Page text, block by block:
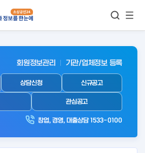
보기
회원정보관리 기관/업체정보 등록
상담신청 신규공고
관심공고
창업, 경영, 대출상담 1533-0100